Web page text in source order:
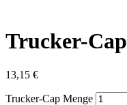
Trucker-Cap
13,15 €
Trucker-Cap Menge